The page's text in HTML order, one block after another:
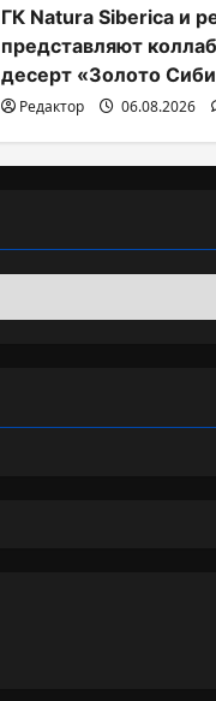
ГК Natura Siberica и
представляют
десерт «Золото
Редактор 06.08.2026